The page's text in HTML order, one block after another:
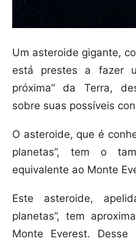
Um asteroide gigante,
está prestes a fazer
próxima” da Terra,
sobre suas possíveis
O asteroide, que é
planetas”, tem o
equivalente ao Monte
Este asteroide,
planetas”, tem
Monte Everest.